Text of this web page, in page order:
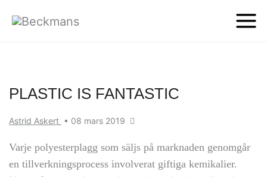
PLASTIC IS FANTASTIC
Astrid Askert • 08 mars 2019
Varje polyesterplagg som säljs på marknaden genomgår
en tillverkningsprocess involverat giftiga kemikalier.